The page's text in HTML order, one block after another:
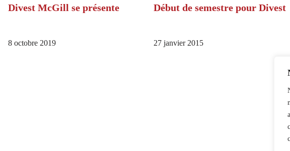
Divest McGill se présente
8 octobre 2019
Début de semestre pour Divest
27 janvier 2015